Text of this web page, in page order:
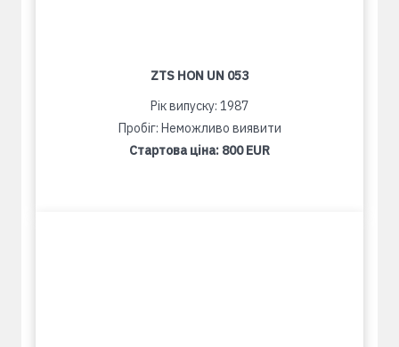
ZTS HON UN 053
Рік випуску: 1987
Пробіг: Неможливо виявити
Стартова ціна: 800 EUR